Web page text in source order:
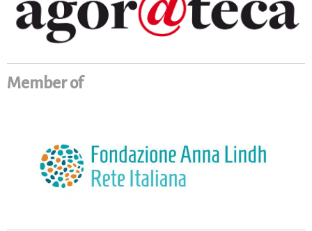
Member of